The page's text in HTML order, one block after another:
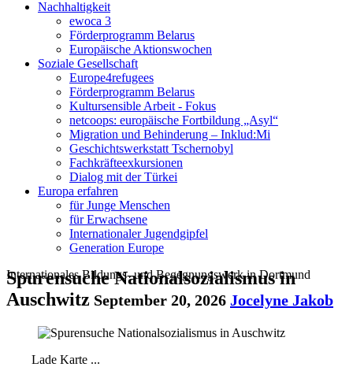
Nachhaltigkeit
ewoca 3
Förderprogramm Belarus
Europäische Aktionswochen
Soziale Gesellschaft
Europe4refugees
Förderprogramm Belarus
Kultursensible Arbeit - Fokus
netcoops: europäische Fortbildung „Asyl“
Migration und Behinderung – Inklud:Mi
Geschichtswerkstatt Tschernobyl
Fachkräfteexkursionen
Dialog mit der Türkei
Europa erfahren
für Junge Menschen
für Erwachsene
Internationaler Jugendgipfel
Generation Europe
Internationales Bildungs- und Begegnungswerk in Dortmund
Spurensuche Nationalsozialismus in
Auschwitz September 20, 2026 Jocelyne Jakob
Lade Karte ...